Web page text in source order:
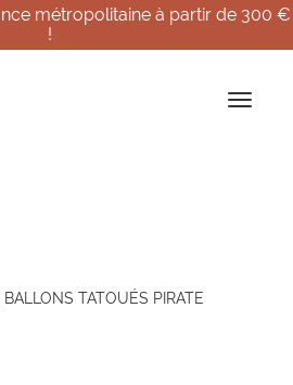
métropolitaine à partir de 300 €
!
BALLONS TATOUÉS PIRATE